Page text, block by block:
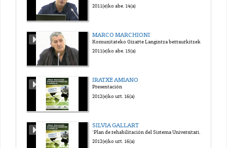
2011(e)ko abe. 14(a)
MARCO MARCHIONI
2011(e)ko abe. 15(a)
IRATXE AMIANO
Presentación
2012(e)ko urt. 16(a)
SILVIA GALLART
"Plan de rehabilitación del Sistema Universitario en Haití"
2012(e)ko urt. 16(a)